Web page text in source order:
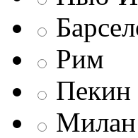
Рим
Пекин
Милан